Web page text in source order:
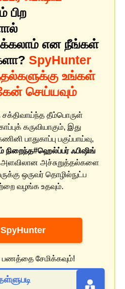
பிற
என நீங்கள்
SpyHunter
உங்கள்
செய்யவும்
சக்திவாய்ந்த தீம்பொருள்
கருவியாகும், இது
பாதுகாப்பு பகுப்பாய்வு,
நிறைந்த#ஹெல்ப்பர் ஃபிஷிங்
அச்சுறுத்தல்களை
ஒருவர் தொழில்நுட்ப
வழங்க உதவும்.
சேமிக்கவும்!